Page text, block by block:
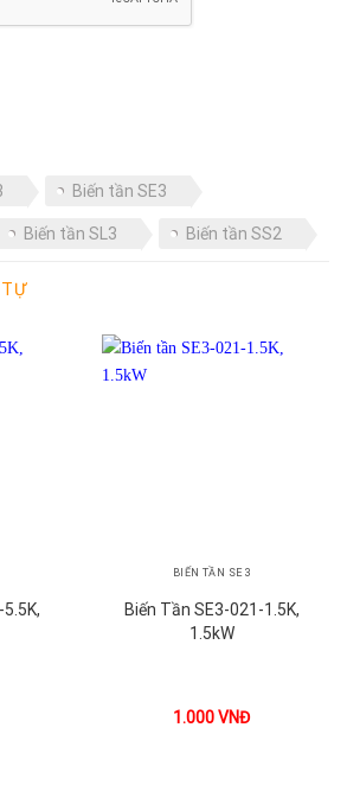
Biến tần SE3
Biến tần SL3 Biến tần SS2
BIẾN TẦN SE3
Biến Tần SE3-021-1.5K,
1.5kW
1.000VNĐ